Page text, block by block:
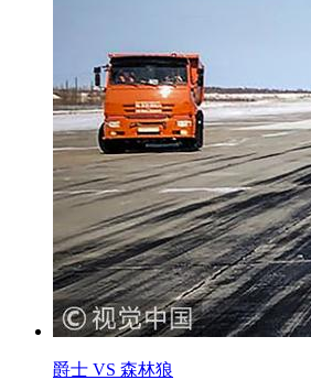
爵士 VS 森林狼